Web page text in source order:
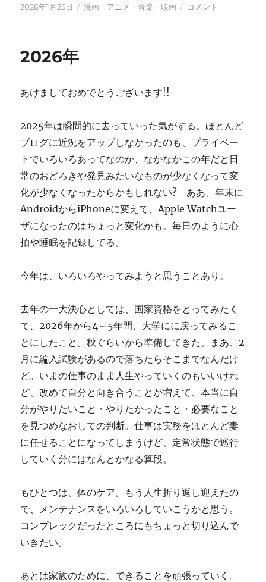
投
2026年1月25日
カ
漫画・アニメ・音楽・映画
tn-
コメント
2026年
あけましておめでとうございます!!
2025年は瞬間的に去っていった気がする。ほとんど
ブログに近況をアップしなかったのも、プライベー
トでいろいろあってなのか、なかなかこの年だと日
常のおどろきや発見みたいなものが少なくなって変
化が少なくなったからかもしれない? ああ、年末に
AndroidからiPhoneに変えて、Apple Watchユー
ザになったのはちょっと変化かも。毎日のように心
拍や睡眠を記録してる。
今年は、いろいろやってみようと思うことあり。
去年の一大決心としては、国家資格をとってみたく
て、2026年から4～5年間、大学にに戻ってみるこ
とにしたこと。秋ぐらいから準備してきた。まあ、2
月に編入試験があるので落ちたらそこまでなんだけ
ど。いまの仕事のまま人生やっていくのもいいけれ
ど、改めて自分と向き合うことが増えて、本当に自
分がやりたいこと・やりたかったこと・必要なこと
を見つめなおしての判断。仕事は実務をほとんど妻
に任せることになってしまうけど、定常状態で巡行
していく分にはなんとかなる算段。
もひとつは、体のケア。もう人生折り返し迎えたの
で、メンテナンスをいろいろしていこうかと思う。
コンプレックだったところにもちょっと切り込んで
いきたい。
あとは家族のために、できることを頑張っていく。